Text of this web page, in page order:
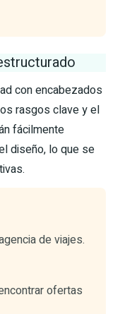
con encabezados
rasgos clave y el
fácilmente
diseño, lo que se
de viajes.
ofertas